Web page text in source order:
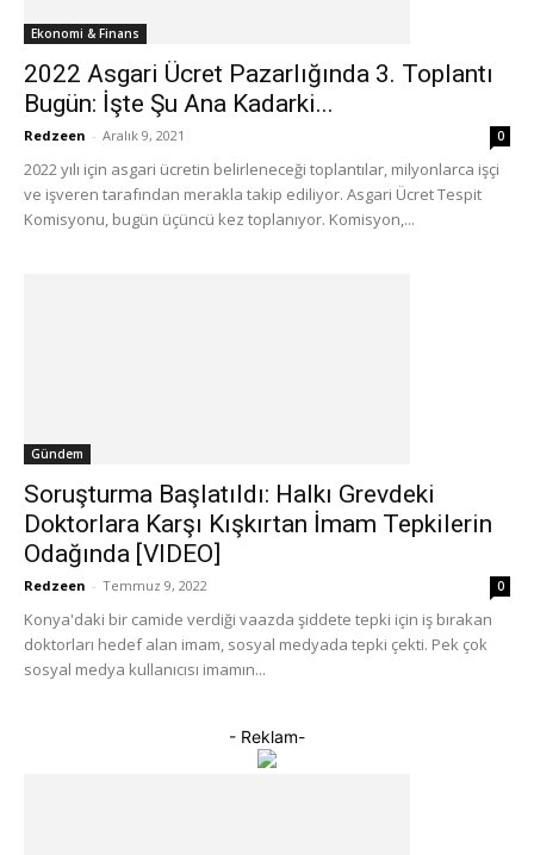
Ekonomi & Finans
2022 Asgari Ücret Pazarlığında 3. Toplantı
Bugün: İşte Şu Ana Kadarki...
Redzeen - Aralık 9, 2021 0
2022 yılı için asgari ücretin belirleneceği toplantılar, milyonlarca işçi
ve işveren tarafından merakla takip ediliyor. Asgari Ücret Tespit
Komisyonu, bugün üçüncü kez toplanıyor. Komisyon,...
Gündem
Soruşturma Başlatıldı: Halkı Grevdeki
Doktorlara Karşı Kışkırtan İmam Tepkilerin
Odağında [VIDEO]
Redzeen - Temmuz 9, 2022 0
Konya'daki bir camide verdiği vaazda şiddete tepki için iş bırakan
doktorları hedef alan imam, sosyal medyada tepki çekti. Pek çok
sosyal medya kullanıcısı imamın...
- Reklam-